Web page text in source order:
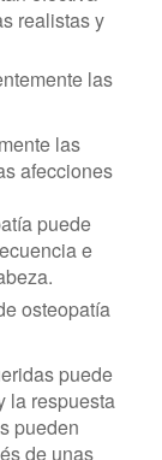
realistas y
las
las
afecciones
puede
e
osteopatía
puede
la respuesta
pueden
de unas